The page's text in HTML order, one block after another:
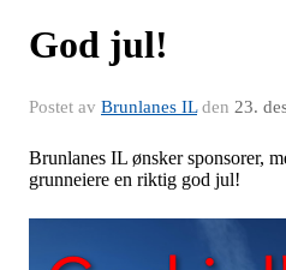
God jul!
Postet av Brunlanes ILden 23.
Brunlanes IL ønsker sponsorer,
grunneiere en riktig god jul!